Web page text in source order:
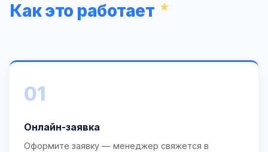
Как это работает
01
Онлайн-заявка
Оформите заявку — менеджер свяжется в